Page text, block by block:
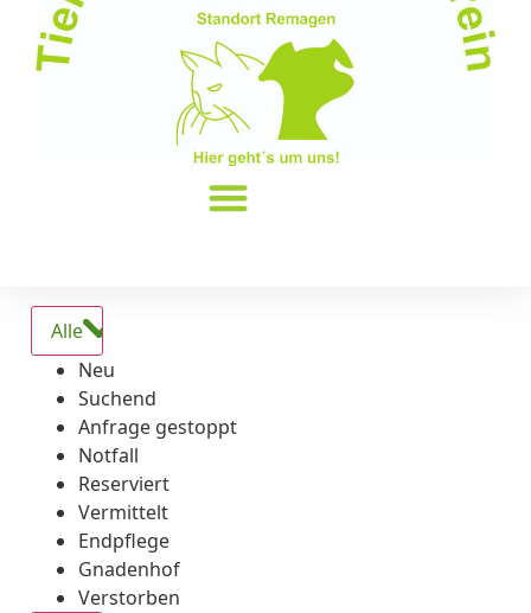
Alle
Neu
Suchend
Anfrage gestoppt
Notfall
Reserviert
Vermittelt
Endpflege
Gnadenhof
Verstorben